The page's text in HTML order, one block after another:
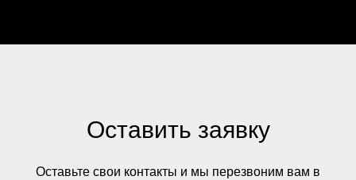
Оставить заявку
Оставьте свои контакты и мы перезвоним вам в